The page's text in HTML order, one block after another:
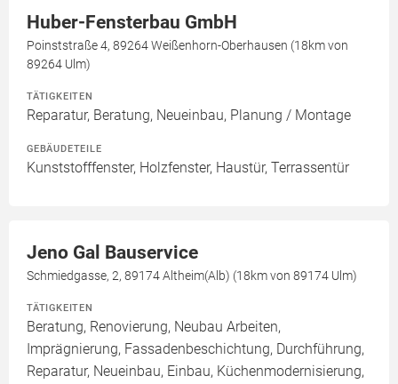
Huber-Fensterbau GmbH
Poinststraße 4, 89264 Weißenhorn-Oberhausen (18km von
89264 Ulm)
TÄTIGKEITEN
Reparatur, Beratung, Neueinbau, Planung / Montage
GEBÄUDETEILE
Kunststofffenster, Holzfenster, Haustür, Terrassentür
Jeno Gal Bauservice
Schmiedgasse, 2, 89174 Altheim(Alb) (18km von 89174 Ulm)
TÄTIGKEITEN
Beratung, Renovierung, Neubau Arbeiten,
Imprägnierung, Fassadenbeschichtung, Durchführung,
Reparatur, Neueinbau, Einbau, Küchenmodernisierung,